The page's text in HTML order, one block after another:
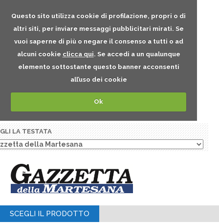
Questo sito utilizza cookie di profilazione, propri o di
altri siti, per inviare messaggi pubblicitari mirati. Se
vuoi saperne di più o negare il consenso a tutti o ad
alcuni cookie clicca qui. Se accedi a un qualunque
elemento sottostante questo banner acconsenti
all’uso dei cookie
Ok
LA TESTATA
SCEGLI IL PRODOTTO